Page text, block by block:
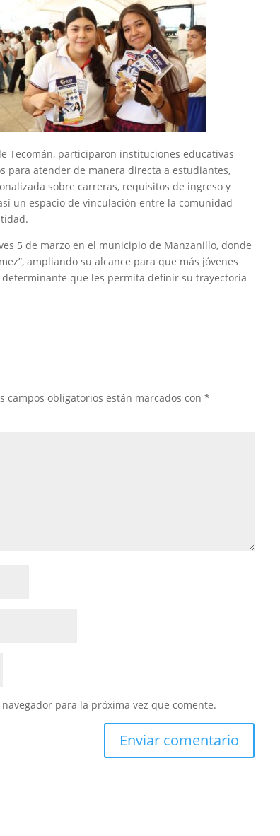
Tecomán, participaron instituciones educativas
para atender de manera directa a estudiantes,
sobre carreras, requisitos de ingreso y
un espacio de vinculación entre la comunidad
5 de marzo en el municipio de Manzanillo, donde
ampliando su alcance para que más jóvenes
que les permita definir su trayectoria
campos obligatorios están marcados con*
para la próxima vez que comente.